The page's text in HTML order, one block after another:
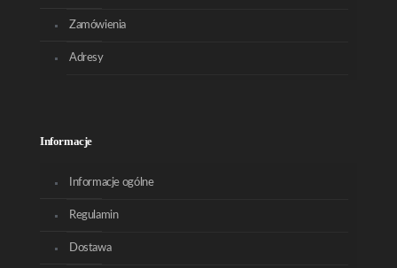
Zamówienia
Adresy
Informacje
Informacje ogólne
Regulamin
Dostawa